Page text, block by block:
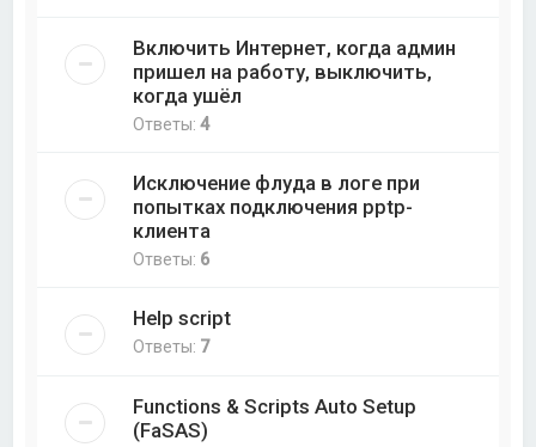
Включить Интернет, когда админ
пришел на работу, выключить,
когда ушёл
Ответы:4
Исключение флуда в логе при
попытках подключения pptp-
клиента
Ответы: 6
Help script
Ответы: 7
Functions & Scripts Auto Setup
(FaSAS)